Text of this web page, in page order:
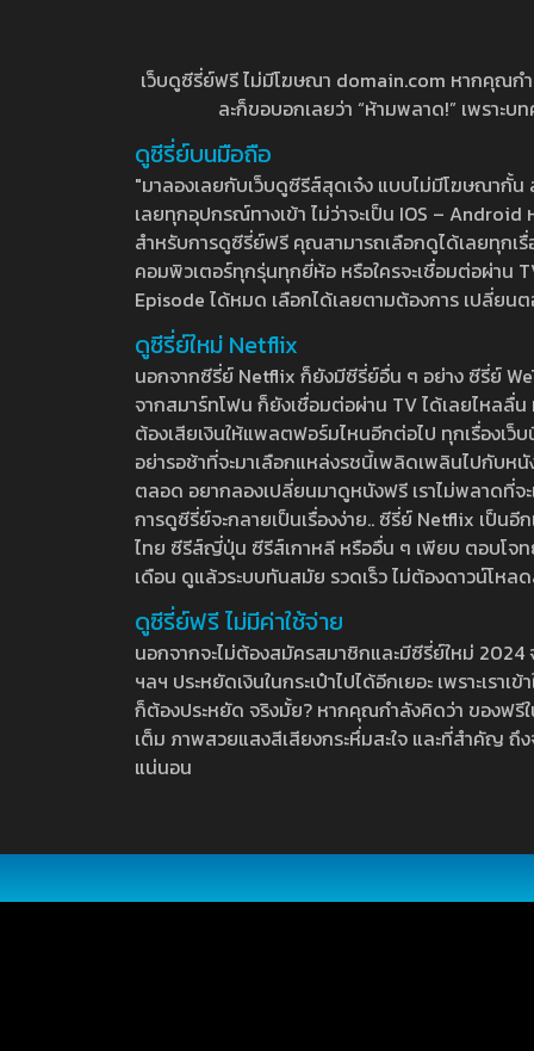
เว็บดูซีรี่ย์ฟรี ไม่มีโฆษณา domain.com หากคุณก
ละก็ขอบอกเลยว่า “ห้ามพลาด!” เพราะ
ดูซีรี่ย์บนมือถือ
"มาลองเลยกับเว็บดูซีรีส์สุดเจ๋ง แบบไม่มีโฆษณากั้
เลยทุกอุปกรณ์ทางเข้า ไม่ว่าจะเป็น IOS –
สำหรับการดูซีรี่ย์ฟรี คุณสามารถเลือกดูได้เลยทุกเ
คอมพิวเตอร์ทุกรุ่นทุกยี่ห้อ หรือใครจะเชื่อมต่อผ่าน
Episode ได้หมด เลือกได้เลยตามต้องการ เปลี่ยน
ดูซีรี่ย์ใหม่ Netflix
นอกจากซีรี่ย์ Netflix ก็ยังมีซีรี่ย์อื่น ๆ อย่าง ซีรี่ย์
จากสมาร์ทโฟน ก็ยังเชื่อมต่อผ่าน TV ได้เลยไหลลื่
ต้องเสียเงินให้แพลตฟอร์มไหนอีกต่อไป ทุกเรื่องเว็
อย่ารอช้าที่จะมาเลือกแหล่งรชนี้เพลิดเพลินไปกับห
ตลอด อยากลองเปลี่ยนมาดูหนังฟรี เราไม่พลาดที่
การดูซีรี่ย์จะกลายเป็นเรื่องง่าย.. ซีรี่ย์ Netflix เป็น
ไทย ซีรีส์ญี่ปุ่น ซีรีส์เกาหลี หรืออื่น ๆ เพียบ ตอบโจท
เดือน ดูแล้วระบบทันสมัย รวดเร็ว ไม่ต้องดาวน์โห
ดูซีรี่ย์ฟรี ไม่มีค่าใช้จ่าย
นอกจากจะไม่ต้องสมัครสมาชิกและมีซีรี่ย์ใหม่
ฯลฯ ประหยัดเงินในกระเป๋าไปได้อีกเยอะ เพราะเร
ก็ต้องประหยัด จริงมั้ย? หากคุณกำลังคิดว่า ของฟ
เต็ม ภาพสวยแสงสีเสียงกระหึ่มสะใจ และที่สำคัญ
แน่นอน